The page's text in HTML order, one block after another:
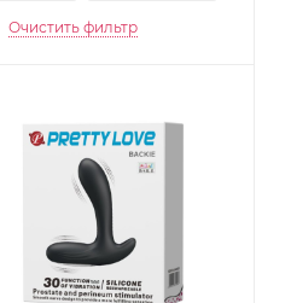
Очистить фильтр